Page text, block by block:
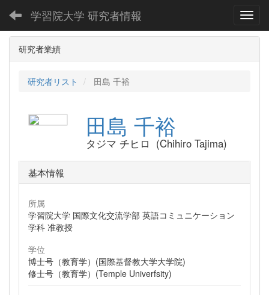
学習院大学 研究者情報
研究者業績
研究者リスト 田島 千裕
田島 千裕
タジマ チヒロ (Chihiro Tajima)
基本情報
所属
学習院大学 国際文化交流学部 英語コミュニケーション
学科 准教授
学位
博士号（教育学）(国際基督教大学大学院)
修士号（教育学）(Temple Univerfsity)